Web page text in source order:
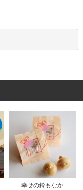
幸せの鈴もなか